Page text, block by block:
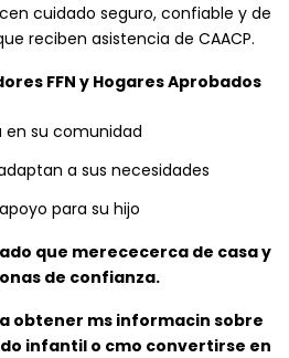
cuidado seguro, confiable y de
reciben asistencia de CAACP.
FFN y Hogares Aprobados
en su comunidad
a sus necesidades
para su hijo
que merececerca de casa y
de confianza.
obtener ms informacin sobre
infantil o cmo convertirse en